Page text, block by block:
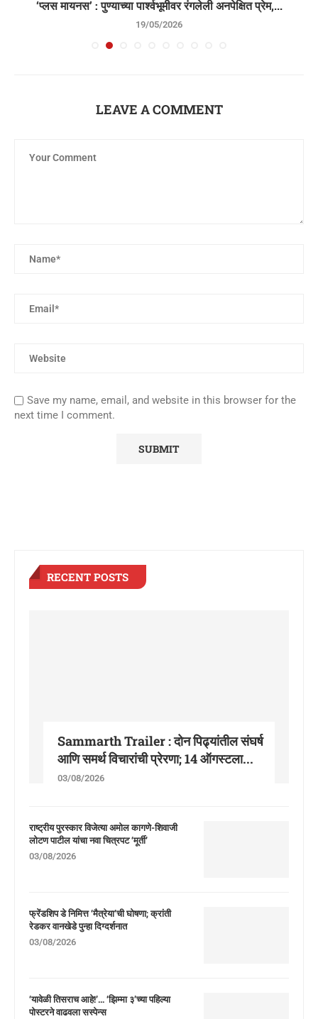
‘प्लस मायनस’ : पुण्याच्या पार्श्वभूमीवर रंगलेली अनपेक्षित प्रेम,...
19/05/2026
LEAVE A COMMENT
Save my name, email, and website in this browser for the
next time I comment.
RECENT POSTS
Sammarth Trailer : दोन पिढ्यांतील संघर्ष
आणि समर्थ विचारांची प्रेरणा; 14 ऑगस्टला...
03/08/2026
राष्ट्रीय पुरस्कार विजेत्या अमोल कागणे-शिवाजी
लोटण पाटील यांचा नवा चित्रपट ‘मूर्ती’
03/08/2026
फ्रेंडशिप डे निमित्त ‘मैत्रेया’ची घोषणा; क्रांती
रेडकर वानखेडे पुन्हा दिग्दर्शनात
03/08/2026
‘यावेळी तिसराच आहे!’… ‘झिम्मा ३’च्या पहिल्या
पोस्टरने वाढवला सस्पेन्स